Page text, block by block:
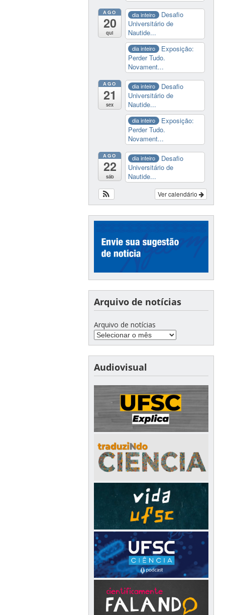
AGO
20
qui
dia inteiro
Desafio
Universitário de
Nautide...
dia inteiro
Exposição:
Perder Tudo.
Novament...
AGO
21
sex
dia inteiro
Desafio
Universitário de
Nautide...
dia inteiro
Exposição:
Perder Tudo.
Novament...
AGO
22
sáb
dia inteiro
Desafio
Universitário de
Nautide...
Ver calendário
Arquivo de notícias
Arquivo de notícias
Audiovisual